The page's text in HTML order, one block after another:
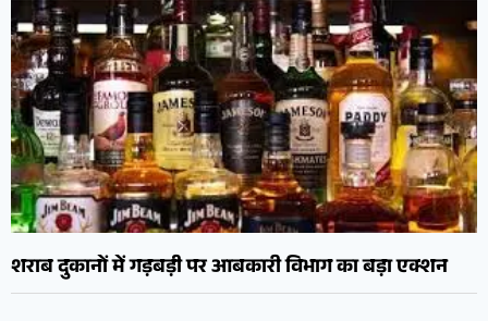
शराब दुकानों में गड़बड़ी पर आबकारी विभाग का बड़ा एक्शन